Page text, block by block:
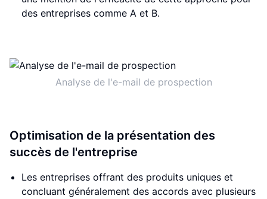
des entreprises comme A et B.
Analyse de l'e-mail de prospection
Optimisation de la présentation des
succès de l'entreprise
Les entreprises offrant des produits uniques et
concluant généralement des accords avec plusieurs